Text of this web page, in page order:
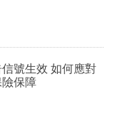
號生效 如何應對
保障